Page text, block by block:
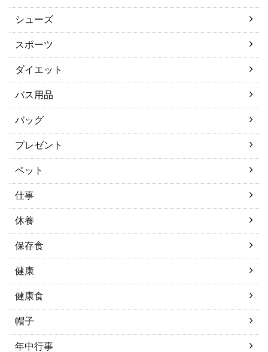
シューズ
スポーツ
ダイエット
バス用品
バッグ
プレゼント
ペット
仕事
休養
保存食
健康
健康食
帽子
年中行事